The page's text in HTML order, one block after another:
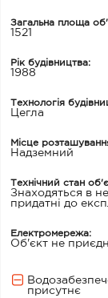
Загальна площа
1521
Рік будівництва:
1988
Технологія
Цегла
Місце
Надземний
Технічний стан
Знаходяться в
придатні до
Електромережа:
Об'єкт не
присутнє